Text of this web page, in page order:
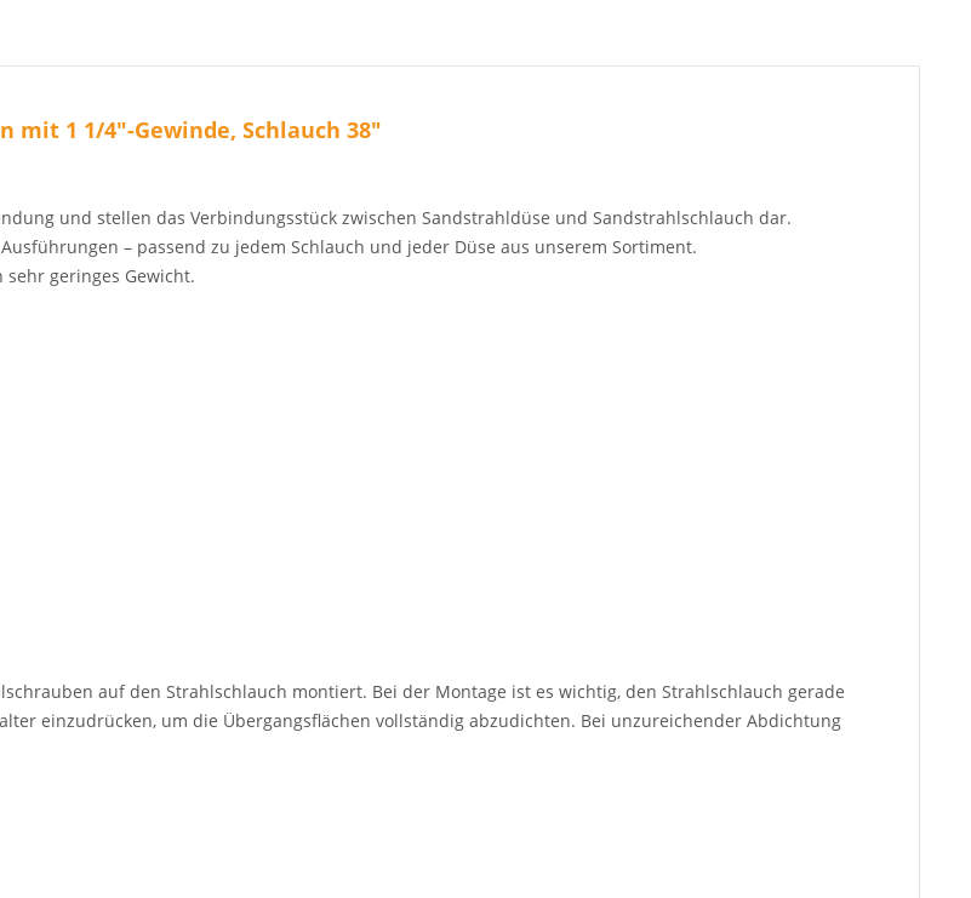
mit 1 1/4"-Gewinde, Schlauch 38"
und stellen das Verbindungsstück zwischen Sandstrahldüse und Sandstrahlschlauch dar.
– passend zu jedem Schlauch und jeder Düse aus unserem Sortiment.
geringes Gewicht.
auf den Strahlschlauch montiert. Bei der Montage ist es wichtig, den Strahlschlauch gerade
einzudrücken, um die Übergangsflächen vollständig abzudichten. Bei unzureichender Abdichtung